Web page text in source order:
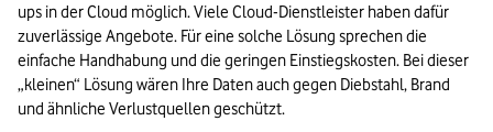
ups in der Cloud möglich. Viele Cloud-Dienstleister haben dafür
zuverlässige Angebote. Für eine solche Lösung sprechen die
einfache Handhabung und die geringen Einstiegskosten. Bei dieser
„kleinen“ Lösung wären Ihre Daten auch gegen Diebstahl, Brand
und ähnliche Verlustquellen geschützt.